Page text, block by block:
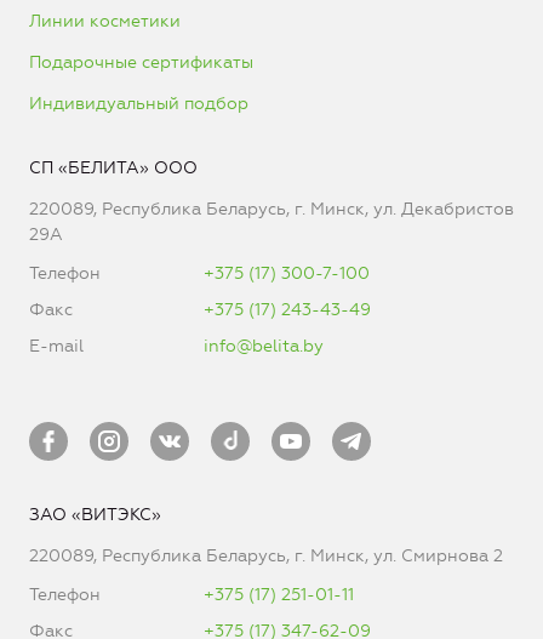
Линии косметики
Подарочные сертификаты
Индивидуальный подбор
СП «БЕЛИТА» ООО
220089, Республика Беларусь, г. Минск, ул. Декабристов
29А
Телефон
+375 (17) 300-7-100
Факс
+375 (17) 243-43-49
E-mail
info@belita.by
ЗАО «ВИТЭКС»
220089, Республика Беларусь, г. Минск, ул. Смирнова 2
Телефон
+375 (17) 251-01-11
Факс
+375 (17) 347-62-09